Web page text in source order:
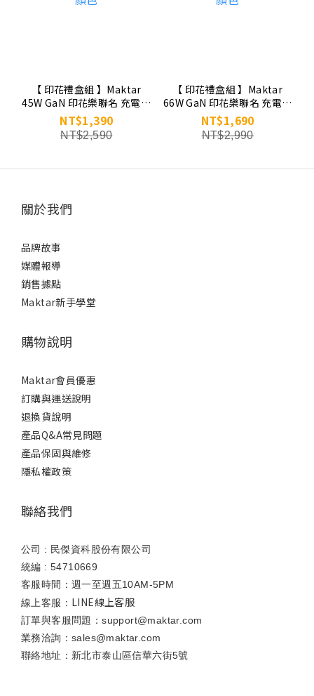
【 印花禮盒組 】Maktar
45W GaN 印花樂聯名 充電器
★下單請選顏色
NT$1,390
NT$2,590
【 印花禮盒組 】Maktar
66W GaN 印花樂聯名 充電器
★下單請選顏色
NT$1,690
NT$2,990
關於我們
品牌故事
媒體報導
銷售據點
Maktar新手學堂
購物說明
Maktar會員優惠
訂購與運送說明
退換貨說明
產品Q&A常見問題
產品保固與維修
隱私權政策
聯絡我們
公司 : 民傑資科股份有限公司
統編 : 54710669
客服時間：週一至週五10AM-5PM
線上客服： LINE線上客服
訂單與客服問題：support@maktar.com
業務洽詢：sales@maktar.com
聯絡地址：新北市泰山區信華六街5號